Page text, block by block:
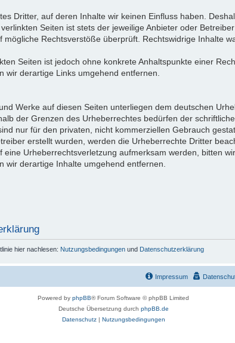
Dritter, auf deren Inhalte wir keinen Einfluss haben.
Seiten ist stets der jeweilige Anbieter oder
Rechtsverstöße überprüft. Rechtswidrige Inhalte
Seiten ist jedoch ohne konkrete Anhaltspunkte einer
wir derartige Links umgehend entfernen.
Werke auf diesen Seiten unterliegen dem deutschen
der Grenzen des Urheberrechtes bedürfen der
nur für den privaten, nicht kommerziellen Gebrauch
erstellt wurden, werden die Urheberrechte Dritter
Urheberrechtsverletzung aufmerksam werden, bitten
wir derartige Inhalte umgehend entfernen.
hier nachlesen: Nutzungsbedingungen und Datenschutzerklärung
Impressum
Powered by phpBB® Forum Software © phpBB Limited
Deutsche Übersetzung durch phpBB.de
Datenschutz| Nutzungsbedingungen